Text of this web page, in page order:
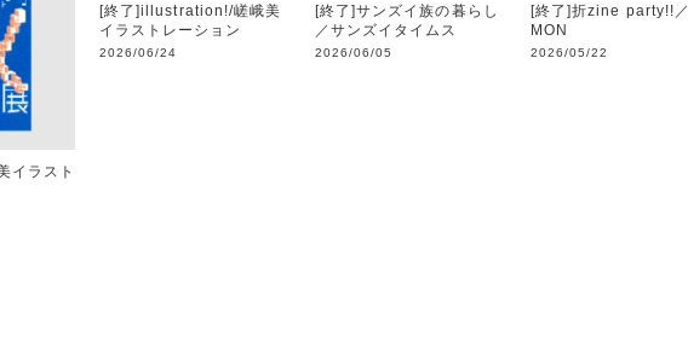
イラスト
[終了]illustration!/嵯峨美
イラストレーション
2026/06/24
[終了]サンズイ族の暮らし
／サンズイタイムス
2026/06/05
[終了]折zine party!!／
MON
2026/05/22